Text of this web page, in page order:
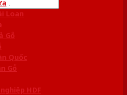
Loan
Gỗ
Quốc
Gỗ
HDF